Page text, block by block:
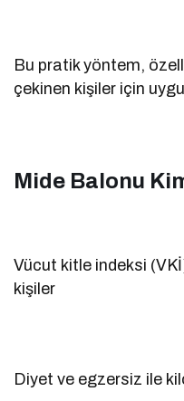
Bu pratik yöntem,
çekinen kişiler için
Mide Balonu
Vücut kitle indeksi
kişiler
Diyet ve egzersiz ile